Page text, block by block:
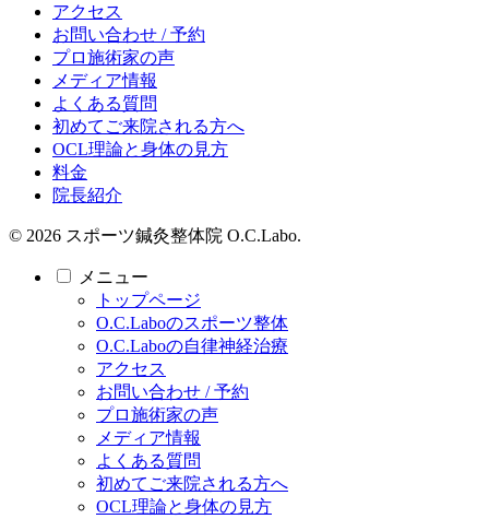
アクセス
お問い合わせ / 予約
プロ施術家の声
メディア情報
よくある質問
初めてご来院される方へ
OCL理論と身体の見方
料金
院長紹介
© 2026 スポーツ鍼灸整体院 O.C.Labo.
メニュー
トップページ
O.C.Laboのスポーツ整体
O.C.Laboの自律神経治療
アクセス
お問い合わせ / 予約
プロ施術家の声
メディア情報
よくある質問
初めてご来院される方へ
OCL理論と身体の見方